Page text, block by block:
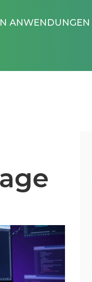
ANWENDUNGEN